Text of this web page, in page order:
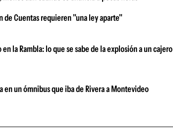
de Cuentas requieren "una ley aparte"
la Rambla: lo que se sabe de la explosión a un cajero
un ómnibus que iba de Rivera a Montevideo